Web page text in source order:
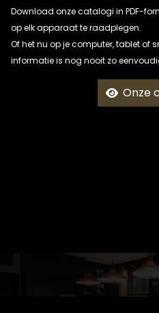
Download onze catalogi in PDF-
op elk apparaat te raadplegen.
Of het nu op je computer, tablet of
informatie is nog nooit zo
Onze